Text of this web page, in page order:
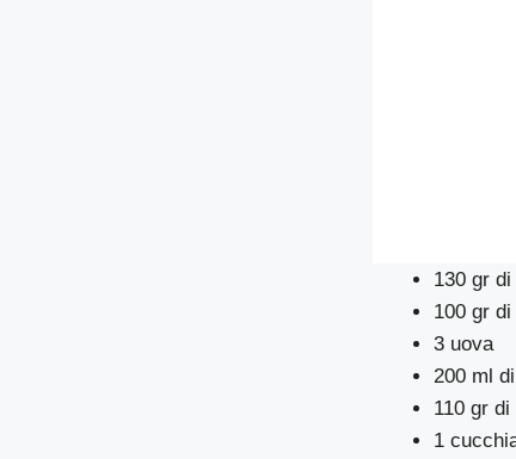
130 gr
100 gr
3 uova
200 ml
110 gr
1